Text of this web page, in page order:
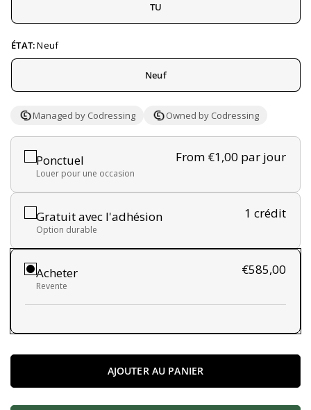
TU
ÉTAT:Neuf
Neuf
Managed by Codressing Owned by Codressing
Ponctuel From €1,00 par jour
Louer pour une occasion
Gratuit avec l'adhésion 1 crédit
Option durable
Acheter €585,00
Revente
AJOUTER AU PANIER